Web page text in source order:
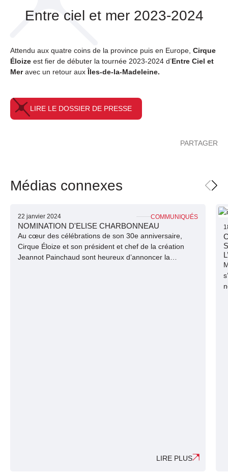
Entre ciel et mer 2023-2024
Attendu aux quatre coins de la province puis en Europe,Cirque
Éloize est fier de débuter la tournée 2023-2024 d’ Entre Ciel et
Meravec un retour aux Îles-de-la-Madeleine.
LIRE LE DOSSIER DE PRESSE
PARTAGER
Médias connexes
22 janvier 2024 COMMUNIQUÉS
NOMINATION D'ELISE CHARBONNEAU
Au cœur des célébrations de son 30e anniversaire,
Cirque Éloize et son président et chef de la création
Jeannot Painchaud sont heureux d’annoncer la
LIRE PLUS